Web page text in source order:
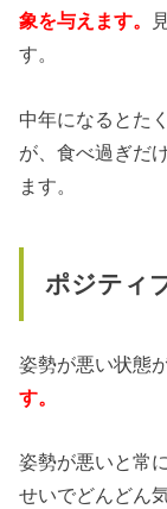
象を与えます。
す。
中年になるとた
が、食べ過ぎだ
ます。
ポジティ
姿勢が悪い状態
す。
姿勢が悪いと常
せいでどんどん